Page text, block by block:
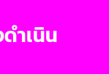
ำเนิน